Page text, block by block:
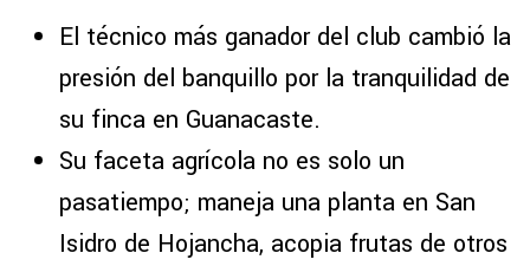
El técnico más ganador del club cambió la
presión del banquillo por la tranquilidad de
su finca en Guanacaste.
Su faceta agrícola no es solo un
pasatiempo; maneja una planta en San
Isidro de Hojancha, acopia frutas de otros